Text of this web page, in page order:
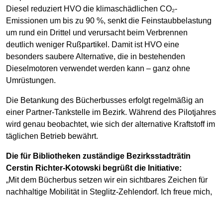
Diesel reduziert HVO die klimaschädlichen CO₂-
Emissionen um bis zu 90 %, senkt die Feinstaubbelastung
um rund ein Drittel und verursacht beim Verbrennen
deutlich weniger Rußpartikel. Damit ist HVO eine
besonders saubere Alternative, die in bestehenden
Dieselmotoren verwendet werden kann – ganz ohne
Umrüstungen.
Die Betankung des Bücherbusses erfolgt regelmäßig an
einer Partner-Tankstelle im Bezirk. Während des Pilotjahres
wird genau beobachtet, wie sich der alternative Kraftstoff im
täglichen Betrieb bewährt.
Die für Bibliotheken zuständige Bezirksstadträtin
Cerstin Richter-Kotowski begrüßt die Initiative:
„Mit dem Bücherbus setzen wir ein sichtbares Zeichen für
nachhaltige Mobilität in Steglitz-Zehlendorf. Ich freue mich,